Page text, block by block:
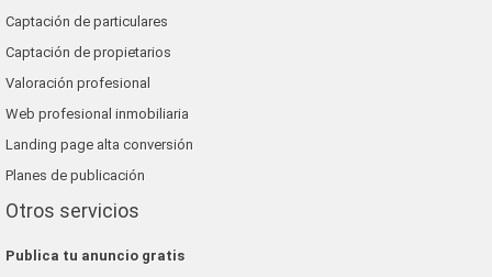
Captación de particulares
Captación de propietarios
Valoración profesional
Web profesional inmobiliaria
Landing page alta conversión
Planes de publicación
Otros servicios
Publica tu anuncio gratis